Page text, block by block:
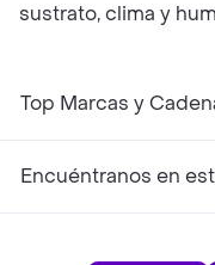
sustrato, clima y
Top Marcas y
Encuéntranos en